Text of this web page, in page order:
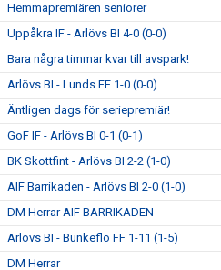
Hemmapremiären seniorer
Uppåkra IF - Arlövs BI 4-0 (0-0)
Bara några timmar kvar till avspark!
Arlövs BI - Lunds FF 1-0 (0-0)
Äntligen dags för seriepremiär!
GoF IF - Arlövs BI 0-1 (0-1)
BK Skottfint - Arlövs BI 2-2 (1-0)
AIF Barrikaden - Arlövs BI 2-0 (1-0)
DM Herrar AIF BARRIKADEN
Arlövs BI - Bunkeflo FF 1-11 (1-5)
DM Herrar